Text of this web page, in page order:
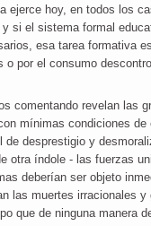
ejerce hoy, en todos los
si el sistema formal
esa tarea formativa
por el consumo
comentando revelan las
mínimas condiciones
desprestigio y
otra índole - las fuerzas
deberían ser objeto
las muertes irracionales
que de ninguna manera